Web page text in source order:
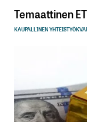
Temaattinen
KAUPALLINEN YHTEISTYÖ